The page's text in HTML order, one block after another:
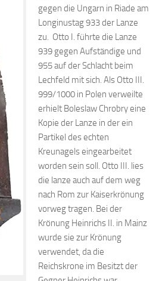
gegen die Ungarn in Riade am
Longinustag 933 der Lanze
zu. Otto I. führte die Lanze
939 gegen Aufständige und
955 auf der Schlacht beim
Lechfeld mit sich. Als Otto III.
999/1000 in Polen verweilte
erhielt Boleslaw Chrobry eine
Kopie der Lanze in der ein
Partikel des echten
Kreunagels eingearbeitet
worden sein soll. Otto III. lies
die lanze auch auf dem weg
nach Rom zur Kaiserkrönung
vorweg tragen. Bei der
Krönung Heinrichs II. in Mainz
wurde sie zur Krönung
verwendet, da die
Reichskrone im Besitzt der